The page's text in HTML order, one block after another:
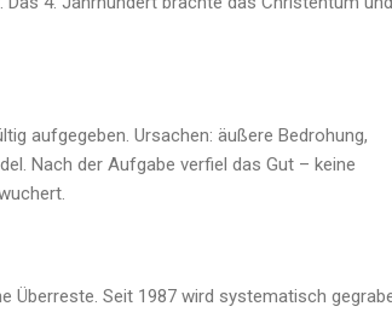
aufgegeben. Ursachen: äußere Bedrohung,
Nach der Aufgabe verfiel das Gut – keine
Überreste. Seit 1987 wird systematisch